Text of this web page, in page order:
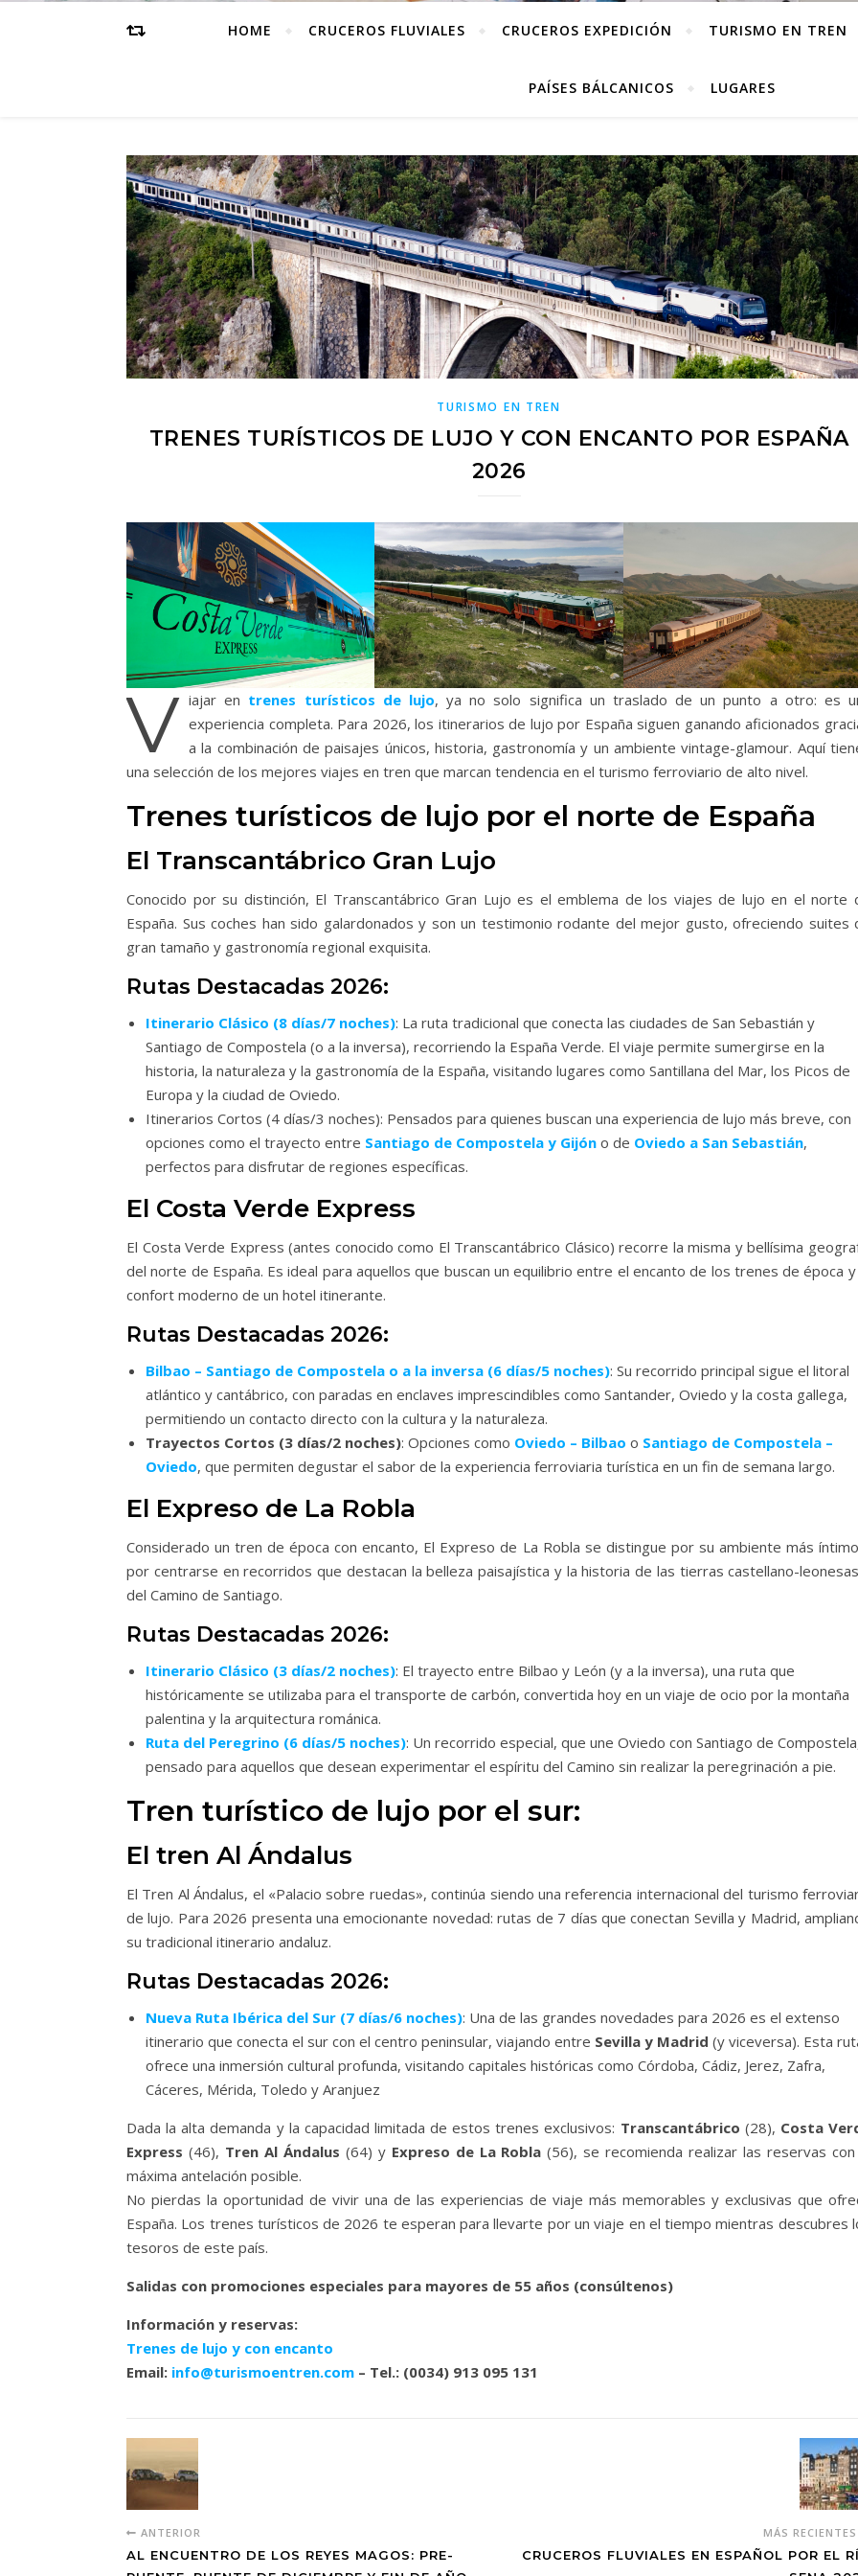
HOME CRUCEROS FLUVIALES CRUCEROS EXPEDICIÓN TURISMO EN TREN
PAÍSES BÁLCANICOS LUGARES
TURISMO EN TREN
TRENES TURÍSTICOS DE LUJO Y CON ENCANTO POR ESPAÑA
2026
V iajar en trenes turísticos de lujo, ya no solo significa un traslado de un punto a otro: es
experiencia completa. Para 2026, los itinerarios de lujo por España siguen ganando aficionados
a la combinación de paisajes únicos, historia, gastronomía y un ambiente vintage-glamour. Aquí
una selección de los mejores viajes en tren que marcan tendencia en el turismo ferroviario de alto nivel.
Trenes turísticos de lujo por el norte de España
El Transcantábrico Gran Lujo
Conocido por su distinción, El Transcantábrico Gran Lujo es el emblema de los viajes de lujo en el norte
España. Sus coches han sido galardonados y son un testimonio rodante del mejor gusto, ofreciendo suites
gran tamaño y gastronomía regional exquisita.
Rutas Destacadas 2026:
Itinerario Clásico (8 días/7 noches): La ruta tradicional que conecta las ciudades de San Sebastián y
Santiago de Compostela (o a la inversa), recorriendo la España Verde. El viaje permite sumergirse en la
historia, la naturaleza y la gastronomía de la España, visitando lugares como Santillana del Mar, los Picos de
Europa y la ciudad de Oviedo.
Itinerarios Cortos (4 días/3 noches): Pensados para quienes buscan una experiencia de lujo más breve, con
opciones como el trayecto entre Santiago de Compostela y Gijón o de Oviedo a San Sebastián,
perfectos para disfrutar de regiones específicas.
El Costa Verde Express
El Costa Verde Express (antes conocido como El Transcantábrico Clásico) recorre la misma y bellísima
del norte de España. Es ideal para aquellos que buscan un equilibrio entre el encanto de los trenes de época
confort moderno de un hotel itinerante.
Rutas Destacadas 2026:
Bilbao – Santiago de Compostela o a la inversa (6 días/5 noches): Su recorrido principal sigue el litoral
atlántico y cantábrico, con paradas en enclaves imprescindibles como Santander, Oviedo y la costa gallega,
permitiendo un contacto directo con la cultura y la naturaleza.
Trayectos Cortos (3 días/2 noches): Opciones como Oviedo – Bilbao o Santiago de Compostela –
Oviedo, que permiten degustar el sabor de la experiencia ferroviaria turística en un fin de semana largo.
El Expreso de La Robla
Considerado un tren de época con encanto, El Expreso de La Robla se distingue por su ambiente más
por centrarse en recorridos que destacan la belleza paisajística y la historia de las tierras castellano-
del Camino de Santiago.
Rutas Destacadas 2026:
Itinerario Clásico (3 días/2 noches): El trayecto entre Bilbao y León (y a la inversa), una ruta que
históricamente se utilizaba para el transporte de carbón, convertida hoy en un viaje de ocio por la montaña
palentina y la arquitectura románica.
Ruta del Peregrino (6 días/5 noches): Un recorrido especial, que une Oviedo con Santiago de
pensado para aquellos que desean experimentar el espíritu del Camino sin realizar la peregrinación a pie.
Tren turístico de lujo por el sur:
El tren Al Ándalus
El Tren Al Ándalus, el «Palacio sobre ruedas», continúa siendo una referencia internacional del turismo
de lujo. Para 2026 presenta una emocionante novedad: rutas de 7 días que conectan Sevilla y Madrid,
su tradicional itinerario andaluz.
Rutas Destacadas 2026:
Nueva Ruta Ibérica del Sur (7 días/6 noches): Una de las grandes novedades para 2026 es el extenso
itinerario que conecta el sur con el centro peninsular, viajando entre Sevilla y Madrid (y viceversa). Esta
ofrece una inmersión cultural profunda, visitando capitales históricas como Córdoba, Cádiz, Jerez, Zafra,
Cáceres, Mérida, Toledo y Aranjuez
Dada la alta demanda y la capacidad limitada de estos trenes exclusivos: Transcantábrico (28), Costa
Express (46), Tren Al Ándalus (64) y Expreso de La Robla (56), se recomienda realizar las reservas con
máxima antelación posible.
No pierdas la oportunidad de vivir una de las experiencias de viaje más memorables y exclusivas que
España. Los trenes turísticos de 2026 te esperan para llevarte por un viaje en el tiempo mientras descubres
tesoros de este país.
Salidas con promociones especiales para mayores de 55 años (consúltenos)
Información y reservas:
Trenes de lujo y con encanto
Email: info@turismoentren.com – Tel.: (0034) 913 095 131
ANTERIOR
AL ENCUENTRO DE LOS REYES MAGOS: PRE-
MÁS RECIENTES
CRUCEROS FLUVIALES EN ESPAÑOL POR EL